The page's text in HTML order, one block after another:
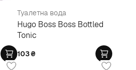
Туалетна вода
Hugo Boss Boss Bottled
Tonic
103₴